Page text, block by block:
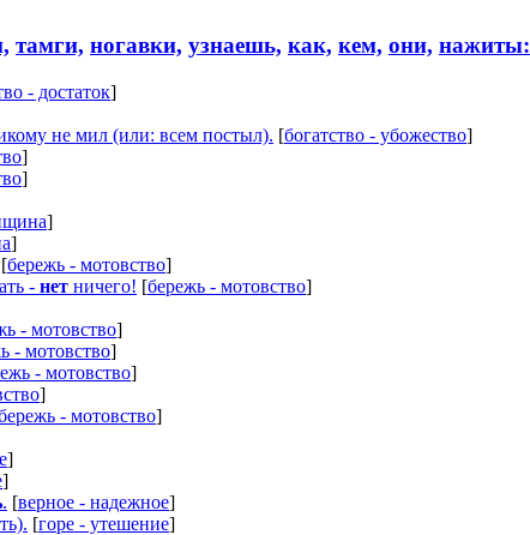
тамги, ногавки, узнаешь, как, кем, они, нажиты:
- достаток]
не мил (или: всем постыл). [богатство - убожество]
]
]
]
]
[бережь - мотовство]
- нет ничего! [бережь - мотовство]
- мотовство]
- мотовство]
- мотовство]
]
- мотовство]
]
]
. [верное - надежное]
[горе - утешение]